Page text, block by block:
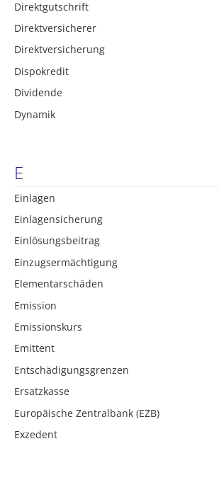
Direktgutschrift
Direktversicherer
Direktversicherung
Dispokredit
Dividende
Dynamik
E
Einlagen
Einlagensicherung
Einlösungsbeitrag
Einzugsermächtigung
Elementarschäden
Emission
Emissionskurs
Emittent
Entschädigungsgrenzen
Ersatzkasse
Europäische Zentralbank (EZB)
Exzedent